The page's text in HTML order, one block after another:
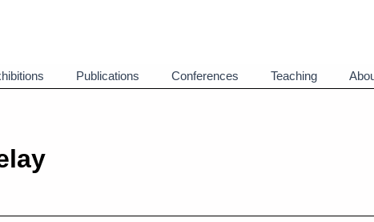
Publications Conferences Teaching